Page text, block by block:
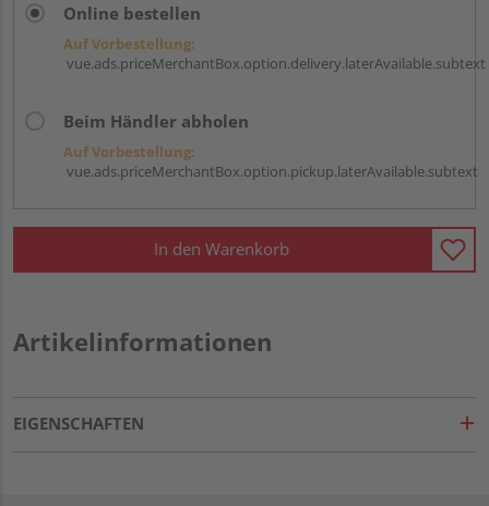
Online bestellen
Auf Vorbestellung:
vue.ads.priceMerchantBox.option.delivery.laterAvailable.subtext
Beim Händler abholen
Auf Vorbestellung:
vue.ads.priceMerchantBox.option.pickup.laterAvailable.subtext
In den Warenkorb
Artikelinformationen
EIGENSCHAFTEN